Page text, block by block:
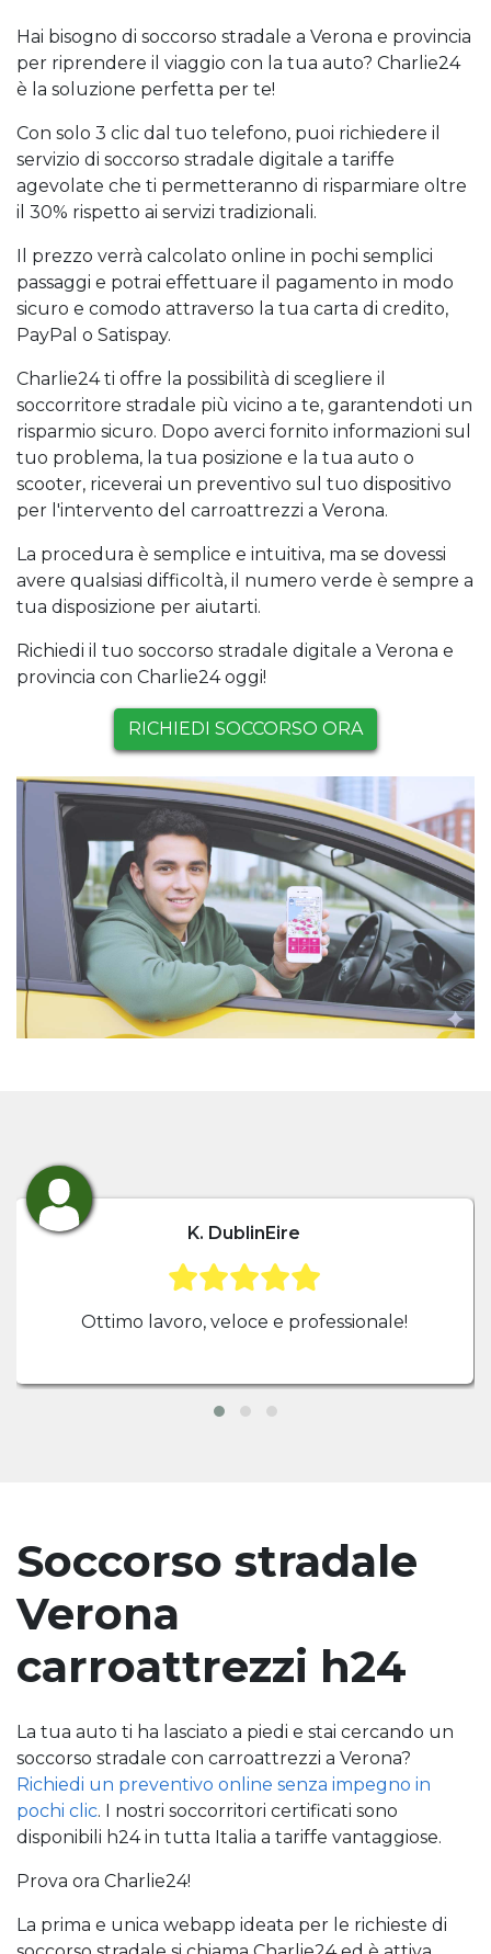
Hai bisogno di soccorso stradale a Verona e provincia
per riprendere il viaggio con la tua auto? Charlie24
è la soluzione perfetta per te!
Con solo 3 clic dal tuo telefono, puoi richiedere il
servizio di soccorso stradale digitale a tariffe
agevolate che ti permetteranno di risparmiare oltre
il 30% rispetto ai servizi tradizionali.
Il prezzo verrà calcolato online in pochi semplici
passaggi e potrai effettuare il pagamento in modo
sicuro e comodo attraverso la tua carta di credito,
PayPal o Satispay.
Charlie24 ti offre la possibilità di scegliere il
soccorritore stradale più vicino a te, garantendoti un
risparmio sicuro. Dopo averci fornito informazioni sul
tuo problema, la tua posizione e la tua auto o
scooter, riceverai un preventivo sul tuo dispositivo
per l'intervento del carroattrezzi a Verona.
La procedura è semplice e intuitiva, ma se dovessi
avere qualsiasi difficoltà, il numero verde è sempre a
tua disposizione per aiutarti.
Richiedi il tuo soccorso stradale digitale a Verona e
provincia con Charlie24 oggi!
RICHIEDI SOCCORSO ORA
K. DublinEire
Ottimo lavoro, veloce e professionale!
Soccorso stradale
Verona
carroattrezzi h24
La tua auto ti ha lasciato a piedi e stai cercando un
soccorso stradale con carroattrezzi a Verona?
Richiedi un preventivo online senza impegno in
pochi clic. I nostri soccorritori certificati sono
disponibili h24 in tutta Italia a tariffe vantaggiose.
Prova ora Charlie24!
La prima e unica webapp ideata per le richieste di